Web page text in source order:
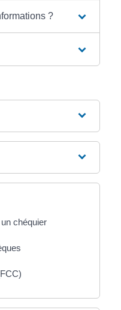
?
chéquier